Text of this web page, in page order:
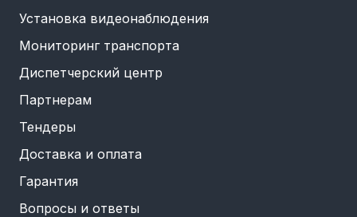
Установка видеонаблюдения
Мониторинг транспорта
Диспетчерский центр
Партнерам
Тендеры
Доставка и оплата
Гарантия
Вопросы и ответы